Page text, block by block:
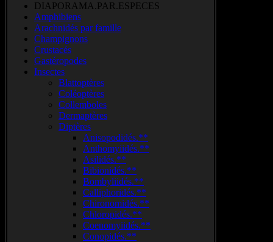
DIAPORAMA.PAR.ESPECES
Amphibiens
Arachnidés par famille
Champignons
Crustacés
Gastéropodes
Insectes
Blattoptères
Coléoptères
Collemboles
Dermaptères
Diptères
Anisopodidés.**
Anthomyiidés.**
Asilidés.**
Bibionidés.**
Bombyliidés.**
Calliphoridés.**
Chironomidés.**
Chloropidés.**
Coenomyiidés.**
Conopidés.**